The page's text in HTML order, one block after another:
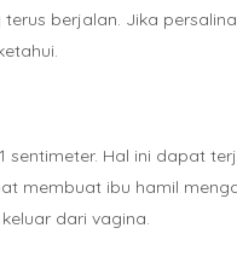
berjalan. Jika
Hal ini dapat
membuat ibu hamil
dari vagina.